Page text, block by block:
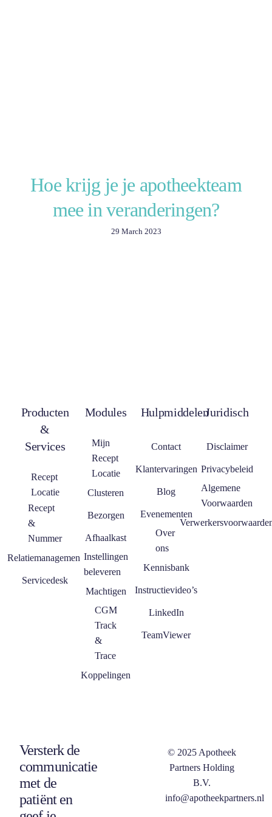
Hoe krijg je je apotheekteam
mee in veranderingen?
29 March 2023
Producten
&
Services
Recept
Locatie
Recept
&
Nummer
Relatiemanagement
Servicedesk
Modules
Mijn
Recept
Locatie
Clusteren
Bezorgen
Afhaalkast
Instellingen
beleveren
Machtigen
CGM
Track
&
Trace
Koppelingen
Hulpmiddelen
Contact
Klantervaringen
Blog
Evenementen
Over
ons
Kennisbank
Instructievideo’s
LinkedIn
TeamViewer
Juridisch
Disclaimer
Privacybeleid
Algemene
Voorwaarden
Versterk de
communicatie
met de
patiënt en
© 2025 Apotheek
Partners Holding
B.V.
info@apotheekpartners.nl